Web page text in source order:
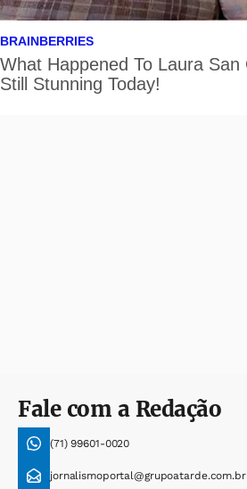
Fale com a Redação
(71) 99601-0020
jornalismoportal@grupoatarde.com.br